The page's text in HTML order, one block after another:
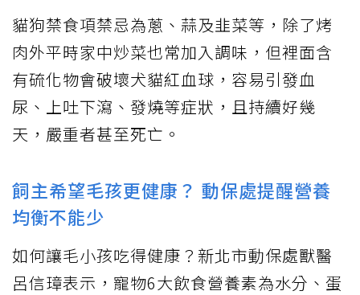
貓狗禁食項禁忌為蔥、蒜及韭菜等，除了烤
肉外平時家中炒菜也常加入調味，但裡面含
有硫化物會破壞犬貓紅血球，容易引發血
尿、上吐下瀉、發燒等症狀，且持續好幾
天，嚴重者甚至死亡。
飼主希望毛孩更健康？ 動保處提醒營養
均衡不能少
如何讓毛小孩吃得健康？新北市動保處獸醫
呂信璋表示，寵物6大飲食營養素為水分、蛋